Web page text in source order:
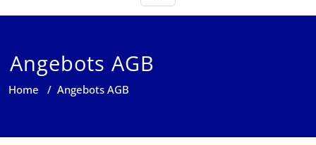
Angebots AGB
Home / Angebots AGB